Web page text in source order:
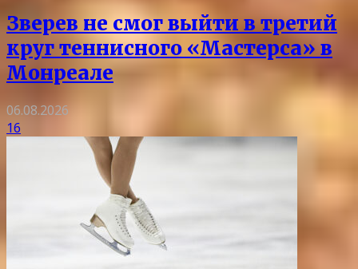
Зверев не смог выйти в третий
круг теннисного «Мастерса» в
Монреале
06.08.2026
16